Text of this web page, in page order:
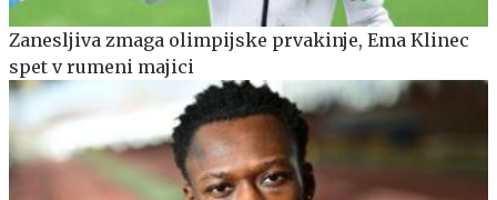
Zanesljiva zmaga olimpijske prvakinje, Ema Klinec
spet v rumeni majici